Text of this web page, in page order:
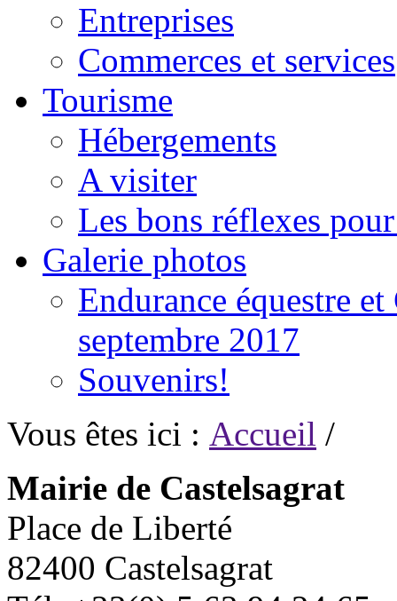
Entreprises
Commerces et services
Tourisme
Hébergements
A visiter
Les bons réflexes
Galerie photos
Endurance équestre
septembre 2017
Souvenirs!
Vous êtes ici : Accueil /
Mairie de Castelsagrat
Place de Liberté
82400 Castelsagrat